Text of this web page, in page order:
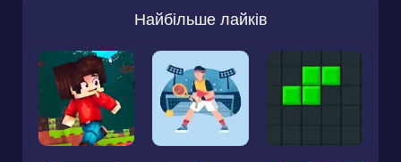
Найбільше лайків